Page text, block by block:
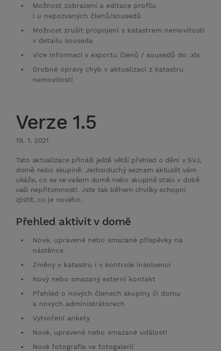
Možnost zobrazení a editace profilu
i u nepozvaných členů/sousedů
Možnost zrušit propojení s katastrem nemovitostí
v detailu souseda
Více informací v exportu členů / sousedů do .xls
Drobné opravy chyb v aktualizaci z katastru
nemovitostí
Verze 1.5
19. 1. 2021
Tato aktualizace přináší ještě větší přehled o dění v SVJ,
domě nebo skupině. Jednoduchý seznam aktualit vám
ukáže, co se ve vašem domě nebo skupině stalo v době
vaší nepřítomnosti. Jste tak během chvilky schopni
zjistit, co je nového.
Přehled aktivit v domě
Nové, upravené nebo smazané příspěvky na
nástěnce
Změny v katastru i v kontrole insolvencí
Nový nebo smazaný externí kontakt
Přehled o nových členech skupiny či domu
a nových administrátorech
Vytvoření ankety
Nové, upravené nebo smazané události
Nové fotografie ve fotogalerii